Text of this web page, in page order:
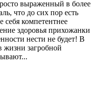
выраженный в более
что до сих пор есть
компетентнее
здоровья прихожанки
нести не будет! В
жизни загробной